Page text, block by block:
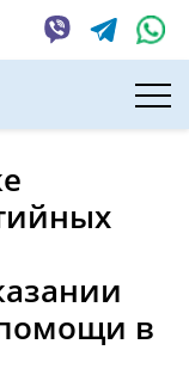
сроков и
в